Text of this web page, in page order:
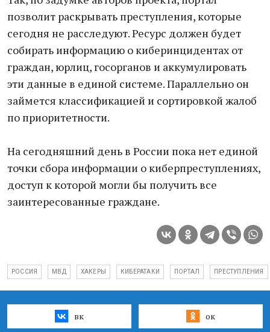
позволит раскрывать преступления, которые
сегодня не расследуют. Ресурс должен будет
собирать информацию о киберинцидентах от
граждан, юрлиц, госорганов и аккумулировать
эти данные в единой системе. Параллельно он
займется классификацией и сортировкой жалоб
по приоритетности.
На сегодняшний день в России пока нет единой
точки сбора информации о киберпреступлениях,
доступ к которой могли бы получить все
заинтересованные граждане.
РОССИЯ МВД ХАКЕРЫ КИБЕРАТАКИ ПОРТАЛ ПРЕСТУПЛЕНИЯ
вк ок